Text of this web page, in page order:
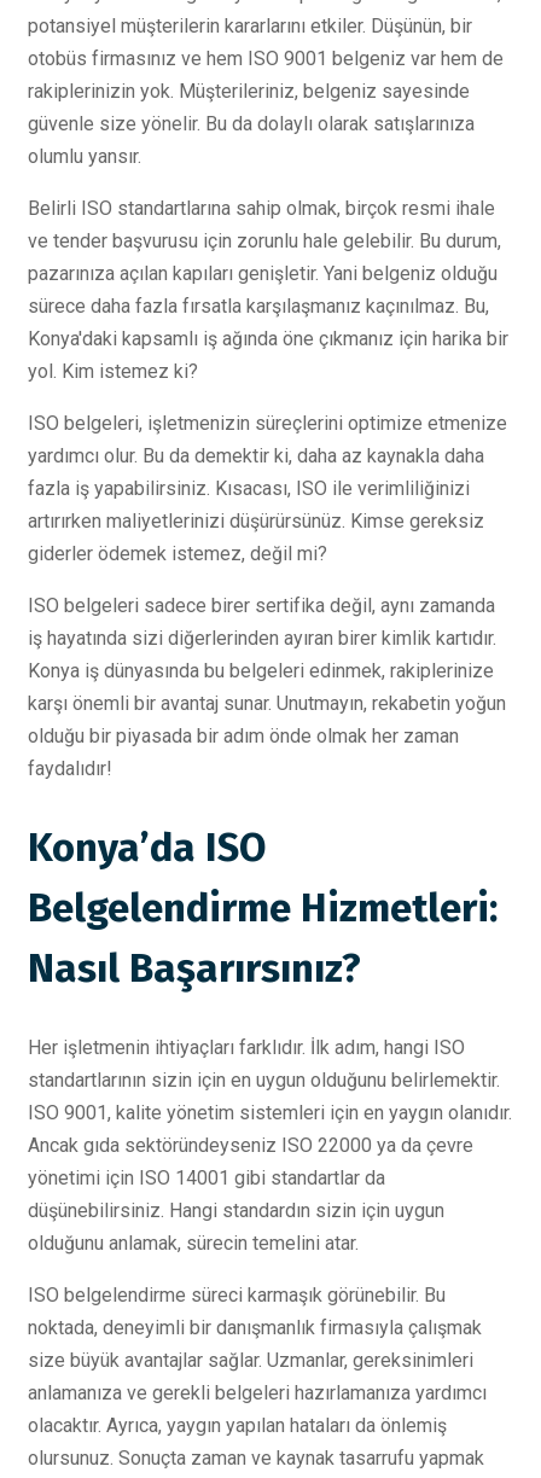
potansiyel müşterilerin kararlarını etkiler. Düşünün, bir
otobüs firmasınız ve hem ISO 9001 belgeniz var hem de
rakiplerinizin yok. Müşterileriniz, belgeniz sayesinde
güvenle size yönelir. Bu da dolaylı olarak satışlarınıza
olumlu yansır.
Belirli ISO standartlarına sahip olmak, birçok resmi ihale
ve tender başvurusu için zorunlu hale gelebilir. Bu durum,
pazarınıza açılan kapıları genişletir. Yani belgeniz olduğu
sürece daha fazla fırsatla karşılaşmanız kaçınılmaz. Bu,
Konya'daki kapsamlı iş ağında öne çıkmanız için harika bir
yol. Kim istemez ki?
ISO belgeleri, işletmenizin süreçlerini optimize etmenize
yardımcı olur. Bu da demektir ki, daha az kaynakla daha
fazla iş yapabilirsiniz. Kısacası, ISO ile verimliliğinizi
artırırken maliyetlerinizi düşürürsünüz. Kimse gereksiz
giderler ödemek istemez, değil mi?
ISO belgeleri sadece birer sertifika değil, aynı zamanda
iş hayatında sizi diğerlerinden ayıran birer kimlik kartıdır.
Konya iş dünyasında bu belgeleri edinmek, rakiplerinize
karşı önemli bir avantaj sunar. Unutmayın, rekabetin yoğun
olduğu bir piyasada bir adım önde olmak her zaman
faydalıdır!
Konya’da ISO
Belgelendirme Hizmetleri:
Nasıl Başarırsınız?
Her işletmenin ihtiyaçları farklıdır. İlk adım, hangi ISO
standartlarının sizin için en uygun olduğunu belirlemektir.
ISO 9001, kalite yönetim sistemleri için en yaygın olanıdır.
Ancak gıda sektöründeyseniz ISO 22000 ya da çevre
yönetimi için ISO 14001 gibi standartlar da
düşünebilirsiniz. Hangi standardın sizin için uygun
olduğunu anlamak, sürecin temelini atar.
ISO belgelendirme süreci karmaşık görünebilir. Bu
noktada, deneyimli bir danışmanlık firmasıyla çalışmak
size büyük avantajlar sağlar. Uzmanlar, gereksinimleri
anlamanıza ve gerekli belgeleri hazırlamanıza yardımcı
olacaktır. Ayrıca, yaygın yapılan hataları da önlemiş
olursunuz. Sonuçta zaman ve kaynak tasarrufu yapmak